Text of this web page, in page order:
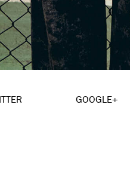
GOOGLE+